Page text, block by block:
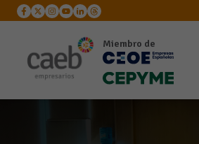
Miembro de